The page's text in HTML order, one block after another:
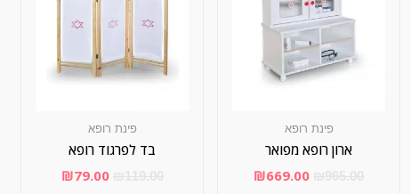
פינת רופא
בד לפרגוד רופא
₪79.00
פינת רופא
ארון רופא מפואר
₪669.00